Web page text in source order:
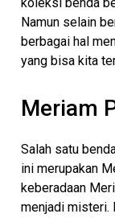
Namun selain
berbagai hal
yang bisa kita
Meriam
Salah satu
ini merupakan
keberadaan
menjadi misteri.